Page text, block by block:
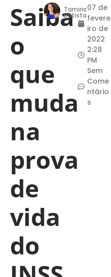
Saiba
o
que
muda
na
prova
de
vida
do
Tamiris
Batista
07 de
fevere
iro de
2022
2:28
PM
Sem
Come
ntário
s